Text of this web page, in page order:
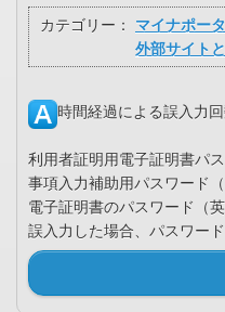
カテゴリー：
マイナポー
外部サイト
時間経過による誤入力
利用者証明用電子証明書パ
事項入力補助用パスワード
電子証明書のパスワード（
誤入力した場合、パスワー